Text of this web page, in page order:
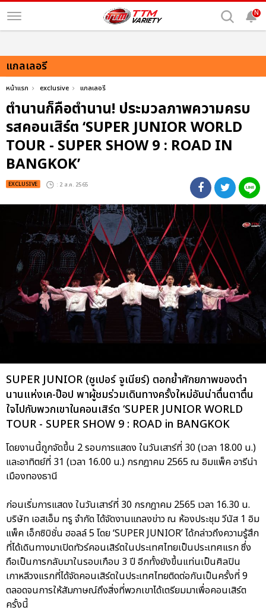
N
แกลเลอรี
หน้าแรก exclusive แกลเลอรี
ตำนานก็คือตำนาน! ประมวลภาพความครบ
รสคอนเสิร์ต ‘SUPER JUNIOR WORLD
TOUR - SUPER SHOW 9 : ROAD IN
BANGKOK’
EXCLUSIVE : 2 ส.ค. 2565
SUPER JUNIOR (ซูเปอร์ จูเนียร์) ตอกย้ำศักยภาพของตำ
นานแห่งเค-ป๊อป พาผู้ชมร่วมเดินทางครั้งใหม่อันน่าตื่นตาตื่น
ใจไปกับพวกเขาในคอนเสิร์ต ‘SUPER JUNIOR WORLD
TOUR - SUPER SHOW 9 : ROAD in BANGKOK
โดยงานนี้ถูกจัดขึ้น 2 รอบการแสดง ในวันเสาร์ที่ 30 (เวลา 18.00 น.)
และอาทิตย์ที่ 31 (เวลา 16.00 น.) กรกฎาคม 2565 ณ อิมแพ็ค อารีน่า
เมืองทองธานี
ก่อนเริ่มการแสดง ในวันเสาร์ที่ 30 กรกฎาคม 2565 เวลา 16.30 น.
บริษัท เอสเอ็ม ทรู จำกัด ได้จัดงานแถลงข่าว ณ ห้องประชุม วีนัส 1 อิม
แพ็ค เอ็กซิบิชั่น ฮอลล์ 5 โดย ‘SUPER JUNIOR’ ได้กล่าวถึงความรู้สึก
ที่ได้เดินทางมาเปิดทัวร์คอนเสิร์ตในประเทศไทยเป็นประเทศแรก ซึ่ง
ถือเป็นการกลับมาในรอบเกือบ 3 ปี อีกทั้งยังขึ้นแท่นเป็นศิลปิน
เกาหลีวงแรกที่ได้จัดคอนเสิร์ตในประเทศไทยติดต่อกันเป็นครั้งที่ 9
ตลอดจนการให้สัมภาษณ์ถึงสิ่งที่พวกเขาได้เตรียมมาเพื่อคอนเสิร์ต
ครั้งนี้